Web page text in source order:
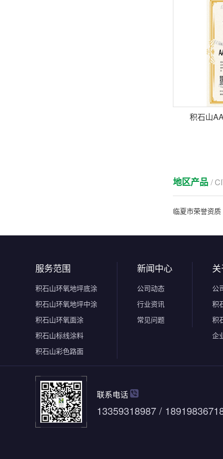
积石山
地区产品 /
临夏市荣誉资质
服务范围
积石山环氧地坪底涂
积石山环氧地坪中涂
积石山环氧面涂
积石山标线涂料
积石山彩色路面
新闻中心
公司动态
行业资讯
常见问题
公
积
积
企
联系电话
13359318987 /